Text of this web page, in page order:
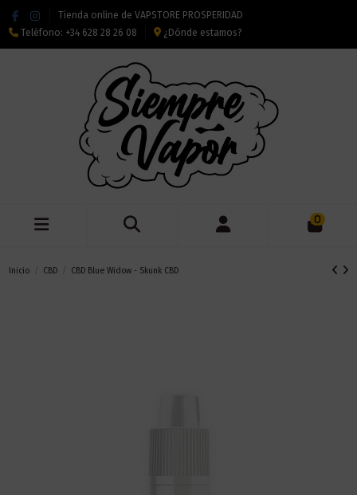
Tienda online de VAPSTORE PROSPERIDAD
Teléfono: +34 628 28 26 08 ¿Dónde estamos?
0
Inicio CBD CBD Blue Widow - Skunk CBD